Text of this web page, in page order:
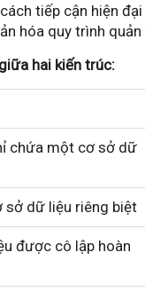
tiếp cận hiện
hóa quy trình
hai kiến trúc:
chứa một cơ sở dữ
sở dữ liệu riêng biệt
được cô lập hoàn